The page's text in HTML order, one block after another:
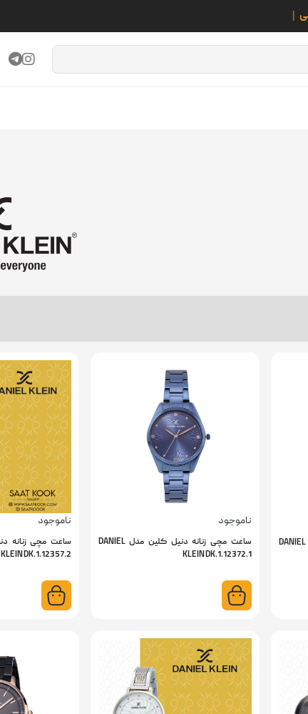
ساعت مچی زنانه دنیل کلین مدل DANIEL
ناموجود
ساعت مچی زنانه دنیل کلین مدل DANIEL
KLEIN DK.1.12372.1
ناموجود
KLEIN DK.1.12357.2